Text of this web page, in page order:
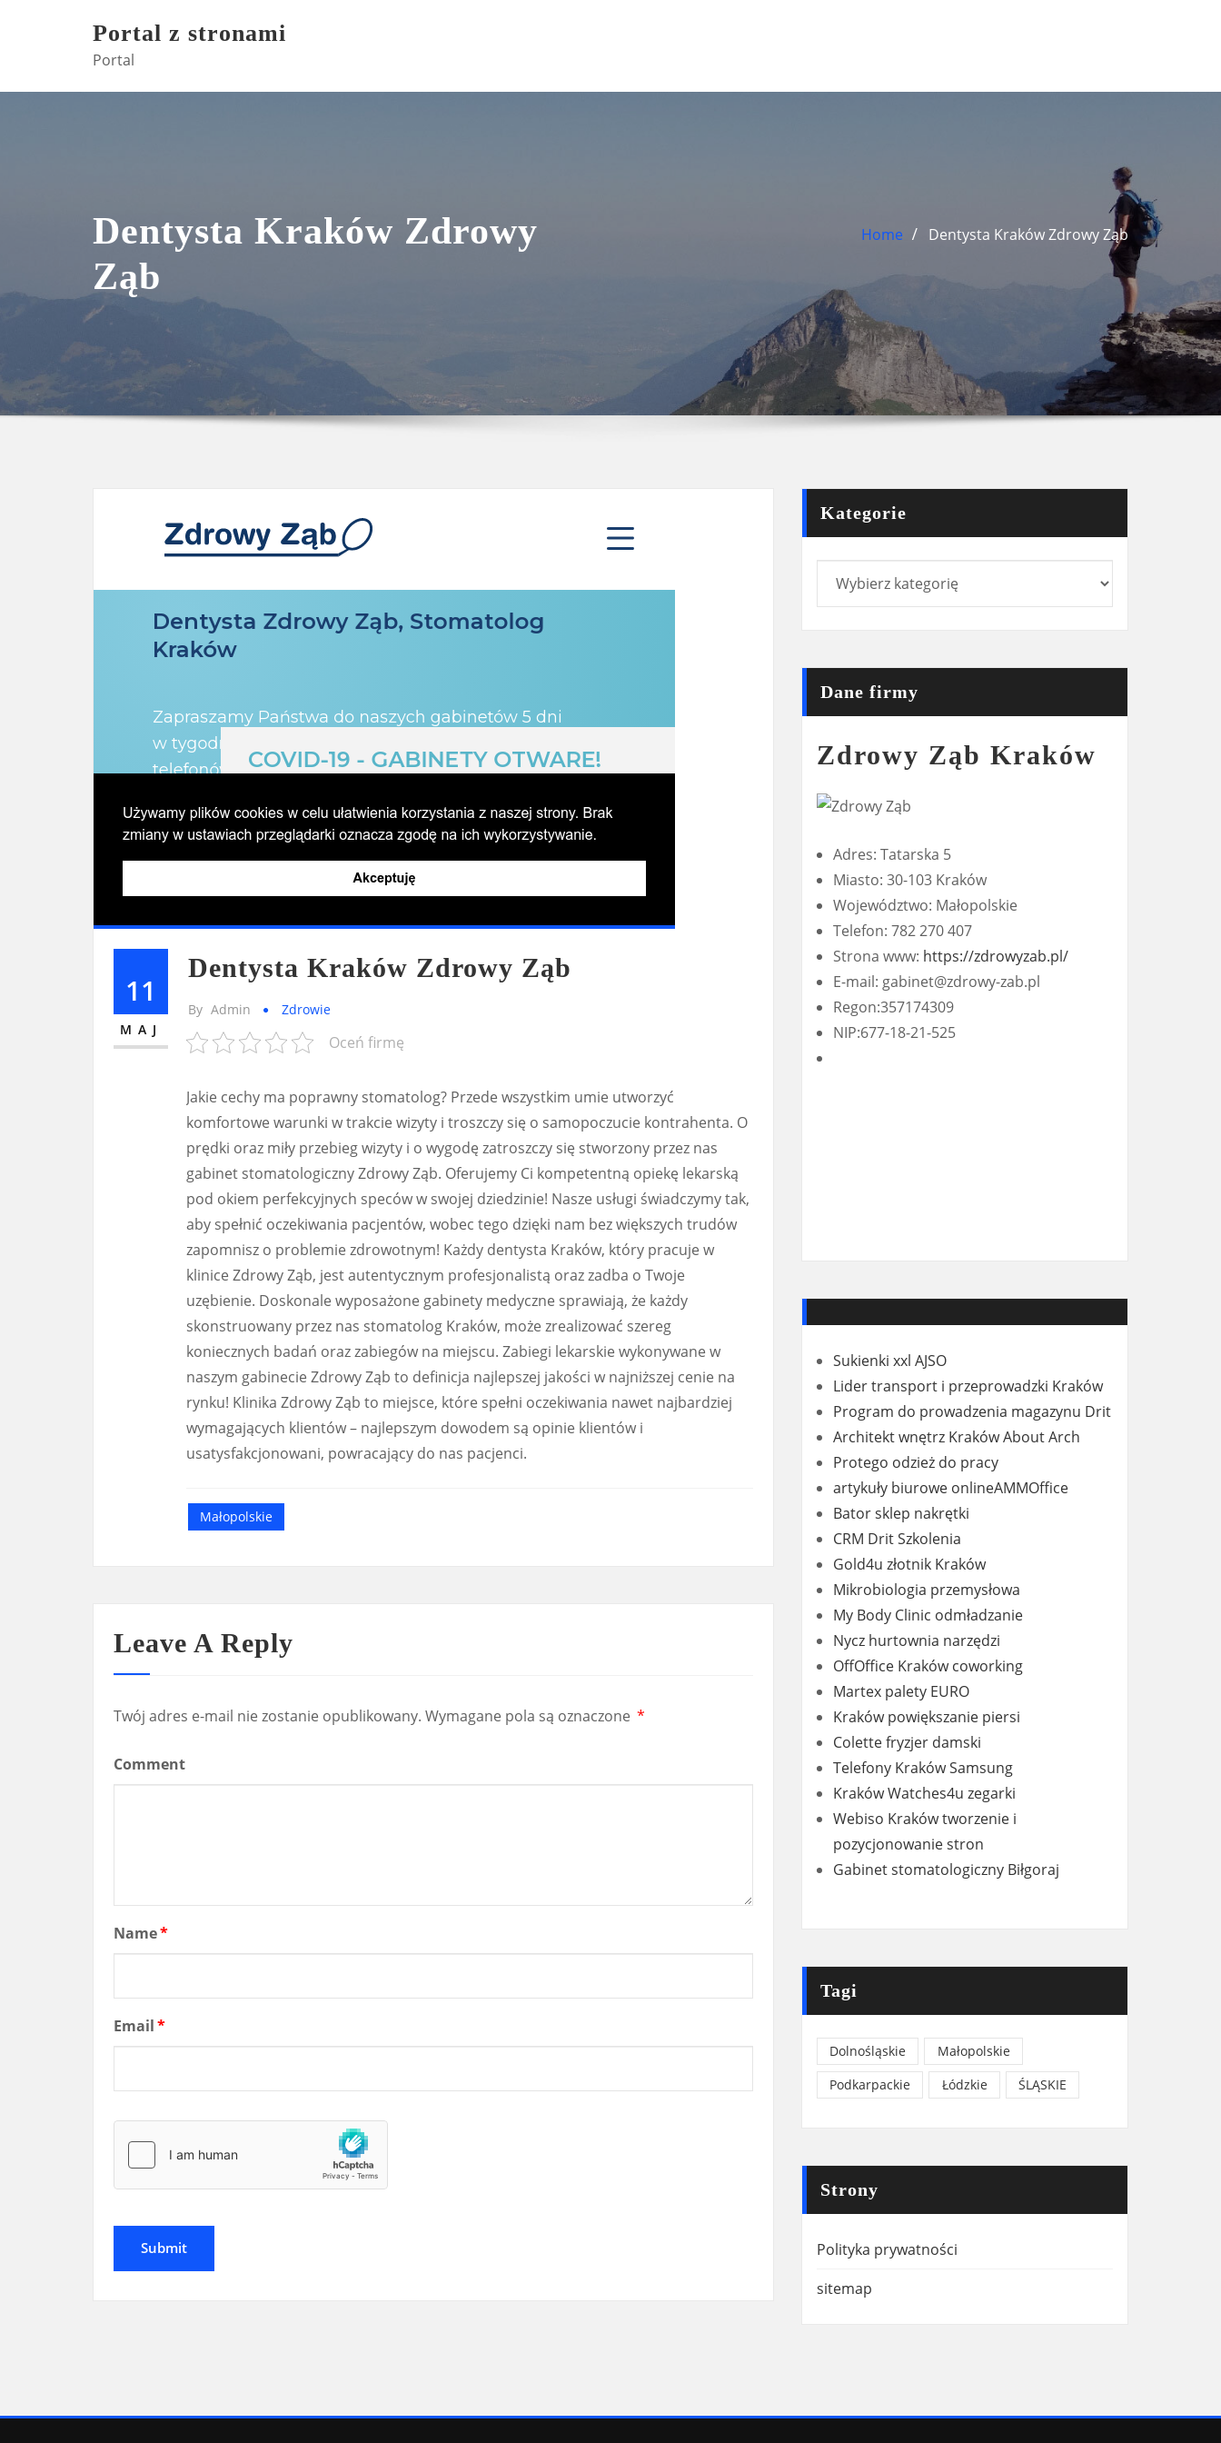
Portal z stronami
Portal
Dentysta Kraków Zdrowy
Ząb
Home Dentysta Kraków Zdrowy Ząb
11
MAJ
Dentysta Kraków Zdrowy Ząb
By Admin Zdrowie
Oceń firmę
Jakie cechy ma poprawny stomatolog? Przede wszystkim umie utworzyć
komfortowe warunki w trakcie wizyty i troszczy się o samopoczucie kontrahenta. O
prędki oraz miły przebieg wizyty i o wygodę zatroszczy się stworzony przez nas
gabinet stomatologiczny Zdrowy Ząb. Oferujemy Ci kompetentną opiekę lekarską
pod okiem perfekcyjnych speców w swojej dziedzinie! Nasze usługi świadczymy tak,
aby spełnić oczekiwania pacjentów, wobec tego dzięki nam bez większych trudów
zapomnisz o problemie zdrowotnym! Każdy dentysta Kraków, który pracuje w
klinice Zdrowy Ząb, jest autentycznym profesjonalistą oraz zadba o Twoje
uzębienie. Doskonale wyposażone gabinety medyczne sprawiają, że każdy
skonstruowany przez nas stomatolog Kraków, może zrealizować szereg
koniecznych badań oraz zabiegów na miejscu. Zabiegi lekarskie wykonywane w
naszym gabinecie Zdrowy Ząb to definicja najlepszej jakości w najniższej cenie na
rynku! Klinika Zdrowy Ząb to miejsce, które spełni oczekiwania nawet najbardziej
wymagających klientów – najlepszym dowodem są opinie klientów i
usatysfakcjonowani, powracający do nas pacjenci.
Małopolskie
Leave A Reply
Twój adres e-mail nie zostanie opublikowany. Wymagane pola są oznaczone *
Comment
Name*
Email*
Kategorie
Dane firmy
Zdrowy Ząb Kraków
Adres: Tatarska 5
Miasto: 30-103 Kraków
Województwo: Małopolskie
Telefon: 782 270 407
Strona www: https://zdrowyzab.pl/
E-mail: gabinet@zdrowy-zab.pl
Regon:357174309
NIP:677-18-21-525
Sukienki xxl AJSO
Lider transport i przeprowadzki Kraków
Program do prowadzenia magazynu Drit
Architekt wnętrz Kraków About Arch
Protego odzież do pracy
artykuły biurowe onlineAMMOffice
Bator sklep nakrętki
CRM Drit Szkolenia
Gold4u złotnik Kraków
Mikrobiologia przemysłowa
My Body Clinic odmładzanie
Nycz hurtownia narzędzi
OffOffice Kraków coworking
Martex palety EURO
Kraków powiększanie piersi
Colette fryzjer damski
Telefony Kraków Samsung
Kraków Watches4u zegarki
Webiso Kraków tworzenie i
pozycjonowanie stron
Gabinet stomatologiczny Biłgoraj
Tagi
Dolnośląskie
Małopolskie
Podkarpackie
Łódzkie ŚLĄSKIE
Strony
Polityka prywatności
sitemap